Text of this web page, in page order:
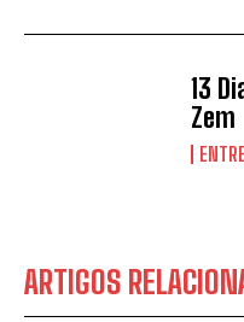
13
Zem
ARTIGOS